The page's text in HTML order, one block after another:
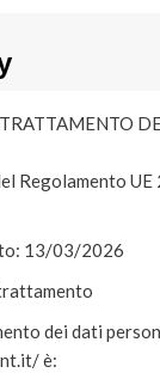
Regolamento
13/03/2026
dei dati
è: